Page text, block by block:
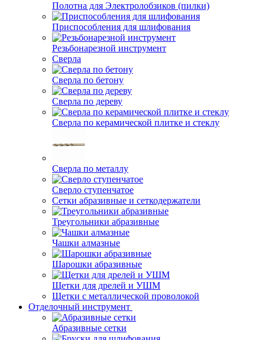
Полотна для Электролобзиков (пилки)
Приспособления для шлифования
Резьбонарезной инструмент
Сверла
Сверла по бетону
Сверла по дереву
Сверла по керамической плитке и стеклу
Сверла по металлу
Сверло ступенчатое
Сетки абразивные и сеткодержатели
Треугольники абразивные
Чашки алмазные
Шарошки абразивные
Щетки для дрелей и УШМ
Щетки с металлической проволокой
Отделочный инструмент
Абразивные сетки